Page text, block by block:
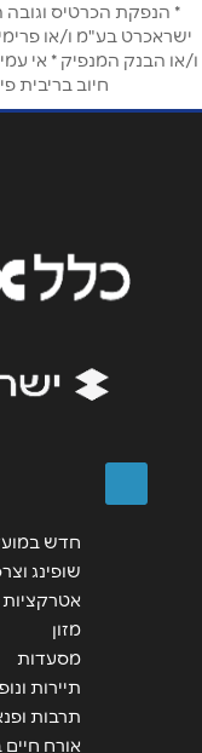
אימייל*
* הנפקת הכרטיס
ישראכרט בע"מ ו/או
ו/או הבנק המנפיק * אי
חיוב בריבית
חדש
שופינג
אטרקציות
מזון
מסעדות
תיירות
תרבות
אורח חיים